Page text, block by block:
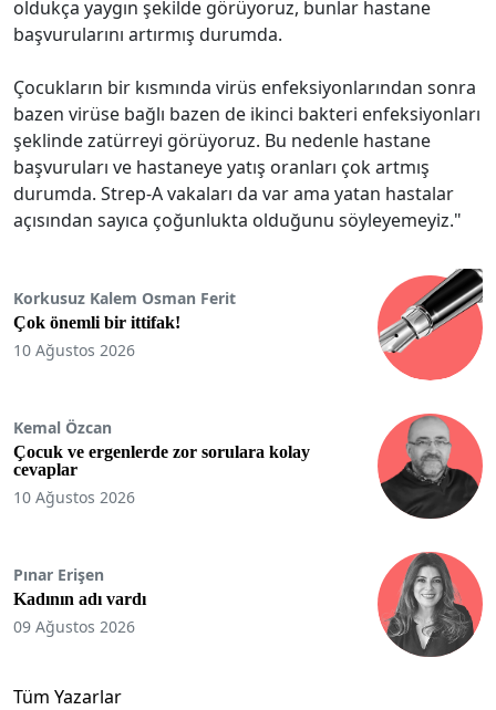
oldukça yaygın şekilde görüyoruz, bunlar hastane
başvurularını artırmış durumda.
Çocukların bir kısmında virüs enfeksiyonlarından sonra
bazen virüse bağlı bazen de ikinci bakteri enfeksiyonları
şeklinde zatürreyi görüyoruz. Bu nedenle hastane
başvuruları ve hastaneye yatış oranları çok artmış
durumda. Strep-A vakaları da var ama yatan hastalar
açısından sayıca çoğunlukta olduğunu söyleyemeyiz."
Korkusuz Kalem Osman Ferit
Çok önemli bir ittifak!
10 Ağustos 2026
Kemal Özcan
Çocuk ve ergenlerde zor sorulara kolay
cevaplar
10 Ağustos 2026
Pınar Erişen
Kadının adı vardı
09 Ağustos 2026
Tüm Yazarlar